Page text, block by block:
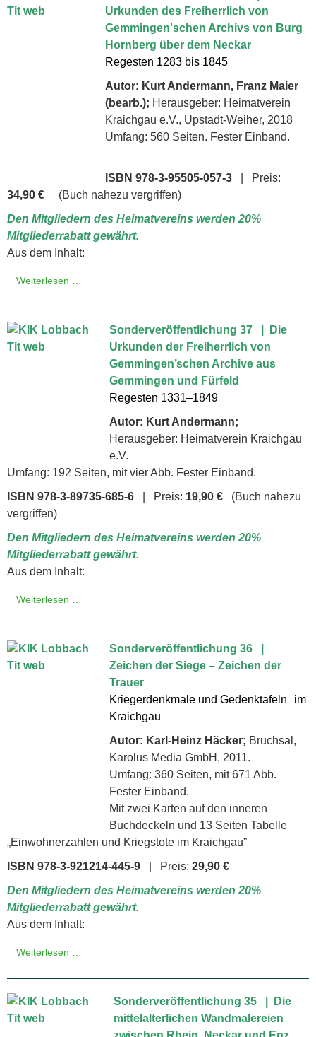
Urkunden des Freiherrlich von
Gemmingen'schen Archivs von Burg
Hornberg über dem Neckar
Regesten 1283 bis 1845
Autor: Kurt Andermann, Franz Maier
(bearb.); Herausgeber: Heimatverein
Kraichgau e.V., Upstadt-Weiher, 2018
Umfang: 560 Seiten. Fester Einband.
ISBN 978-3-95505-057-3 | Preis:
34,90 €
(Buch nahezu vergriffen)
Den Mitgliedern des Heimatvereins werden 20%
Mitgliederrabatt gewährt.
Aus dem Inhalt:
Weiterlesen …
Sonderveröffentlichung 37 | Die
Urkunden der Freiherrlich von
Gemmingen’schen Archive aus
Gemmingen und Fürfeld
Regesten 1331–1849
Autor: Kurt Andermann;
Herausgeber: Heimatverein Kraichgau
e.V.
Umfang: 192 Seiten, mit vier Abb. Fester Einband.
ISBN 978-3-89735-685-6 | Preis: 19,90 €
(Buch nahezu
vergriffen)
Den Mitgliedern des Heimatvereins werden 20%
Mitgliederrabatt gewährt.
Aus dem Inhalt:
Weiterlesen …
Sonderveröffentlichung 36 |
Zeichen der Siege – Zeichen der
Trauer
Kriegerdenkmale und Gedenktafeln im
Kraichgau
Autor: Karl-Heinz Häcker; Bruchsal,
Karolus Media GmbH, 2011.
Umfang: 360 Seiten, mit 671 Abb.
Fester Einband.
Mit zwei Karten auf den inneren
Buchdeckeln und 13 Seiten Tabelle
„Einwohnerzahlen und Kriegstote im Kraichgau”
ISBN 978-3-921214-445-9 | Preis: 29,90 €
Den Mitgliedern des Heimatvereins werden 20%
Mitgliederrabatt gewährt.
Aus dem Inhalt:
Weiterlesen …
Sonderveröffentlichung 35 | Die
mittelalterlichen Wandmalereien